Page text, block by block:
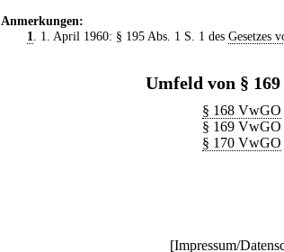
Anmerkungen:
1. 1. April 1960: § 195 Abs. 1 S. 1 des Gesetzes
Umfeld von §
§ 168 VwGO
§ 169 VwGO
§ 170 VwGO
[Impressum/